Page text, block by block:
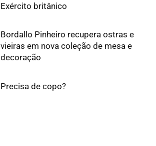
Exército britânico
Bordallo Pinheiro recupera ostras e
vieiras em nova coleção de mesa e
decoração
Precisa de copo?